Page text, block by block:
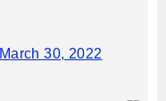
March 30, 2022